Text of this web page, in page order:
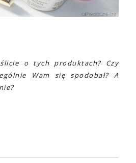
o tych produktach? Czy
Wam się spodobał? A